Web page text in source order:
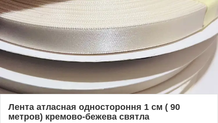
Лента атласная одностороння 1 см ( 90
метров) кремово-бежева святла